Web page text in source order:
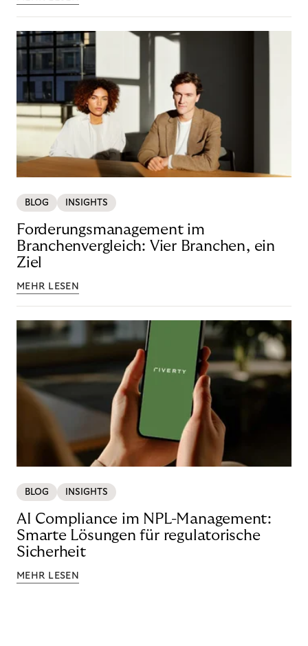
BLOG INSIGHTS
Forderungsmanagement im
Branchenvergleich: Vier Branchen, ein
Ziel
MEHR LESEN
BLOG INSIGHTS
AI Compliance im NPL-Management:
Smarte Lösungen für regulatorische
Sicherheit
MEHR LESEN